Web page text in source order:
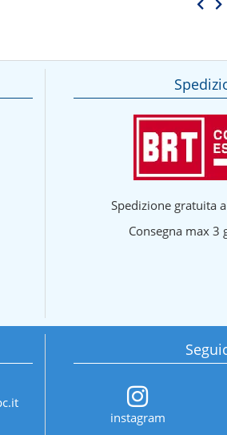
Spedizione gratuita
Consegna max 3
instagram